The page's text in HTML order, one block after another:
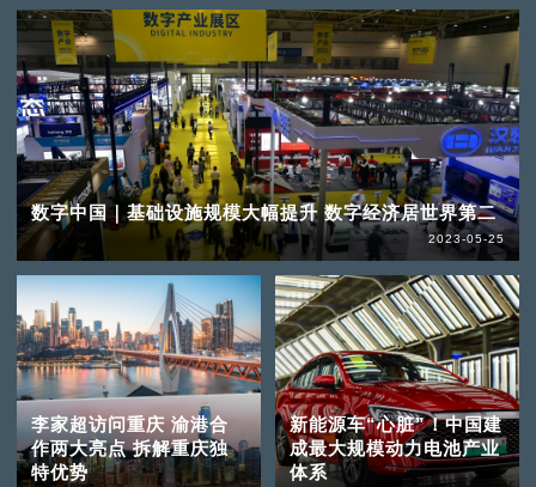
数字中国｜基础设施规模大幅提升 数字经济居世界第二
2023-05-25
李家超访问重庆 渝港合
作两大亮点 拆解重庆独
特优势
新能源车“心脏”！中国建
成最大规模动力电池产业
体系